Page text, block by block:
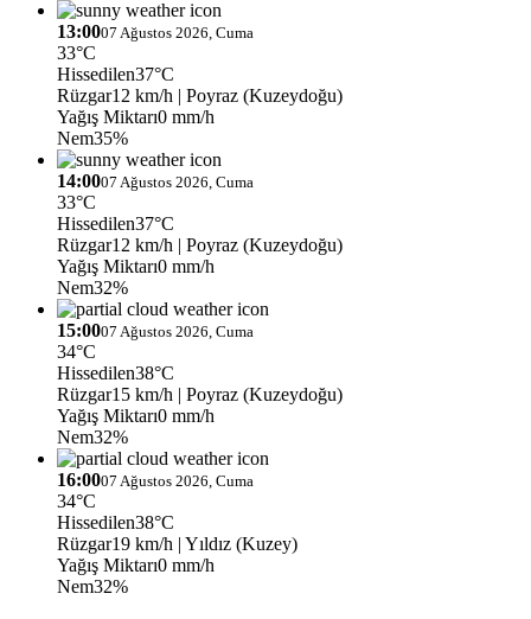
13:0007 Ağustos 2026, Cuma
33°C
Hissedilen37°C
Rüzgar12 km/h | Poyraz (Kuzeydoğu)
Yağış Miktarı0 mm/h
Nem35%
14:0007 Ağustos 2026, Cuma
33°C
Hissedilen37°C
Rüzgar12 km/h | Poyraz (Kuzeydoğu)
Yağış Miktarı0 mm/h
Nem32%
15:0007 Ağustos 2026, Cuma
34°C
Hissedilen38°C
Rüzgar15 km/h | Poyraz (Kuzeydoğu)
Yağış Miktarı0 mm/h
Nem32%
16:0007 Ağustos 2026, Cuma
34°C
Hissedilen38°C
Rüzgar19 km/h | Yıldız (Kuzey)
Yağış Miktarı0 mm/h
Nem32%